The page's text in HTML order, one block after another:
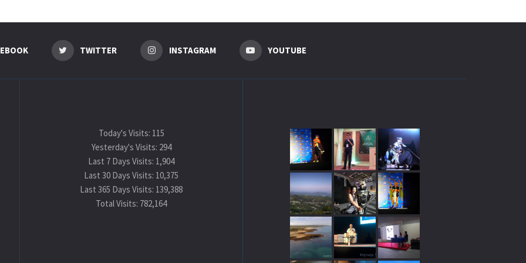
TWITTER INSTAGRAM YOUTUBE
Today's Visits: 115
Yesterday's Visits: 294
Last 7 Days Visits: 1,904
Last 30 Days Visits: 10,375
Last 365 Days Visits: 139,388
Total Visits: 782,164